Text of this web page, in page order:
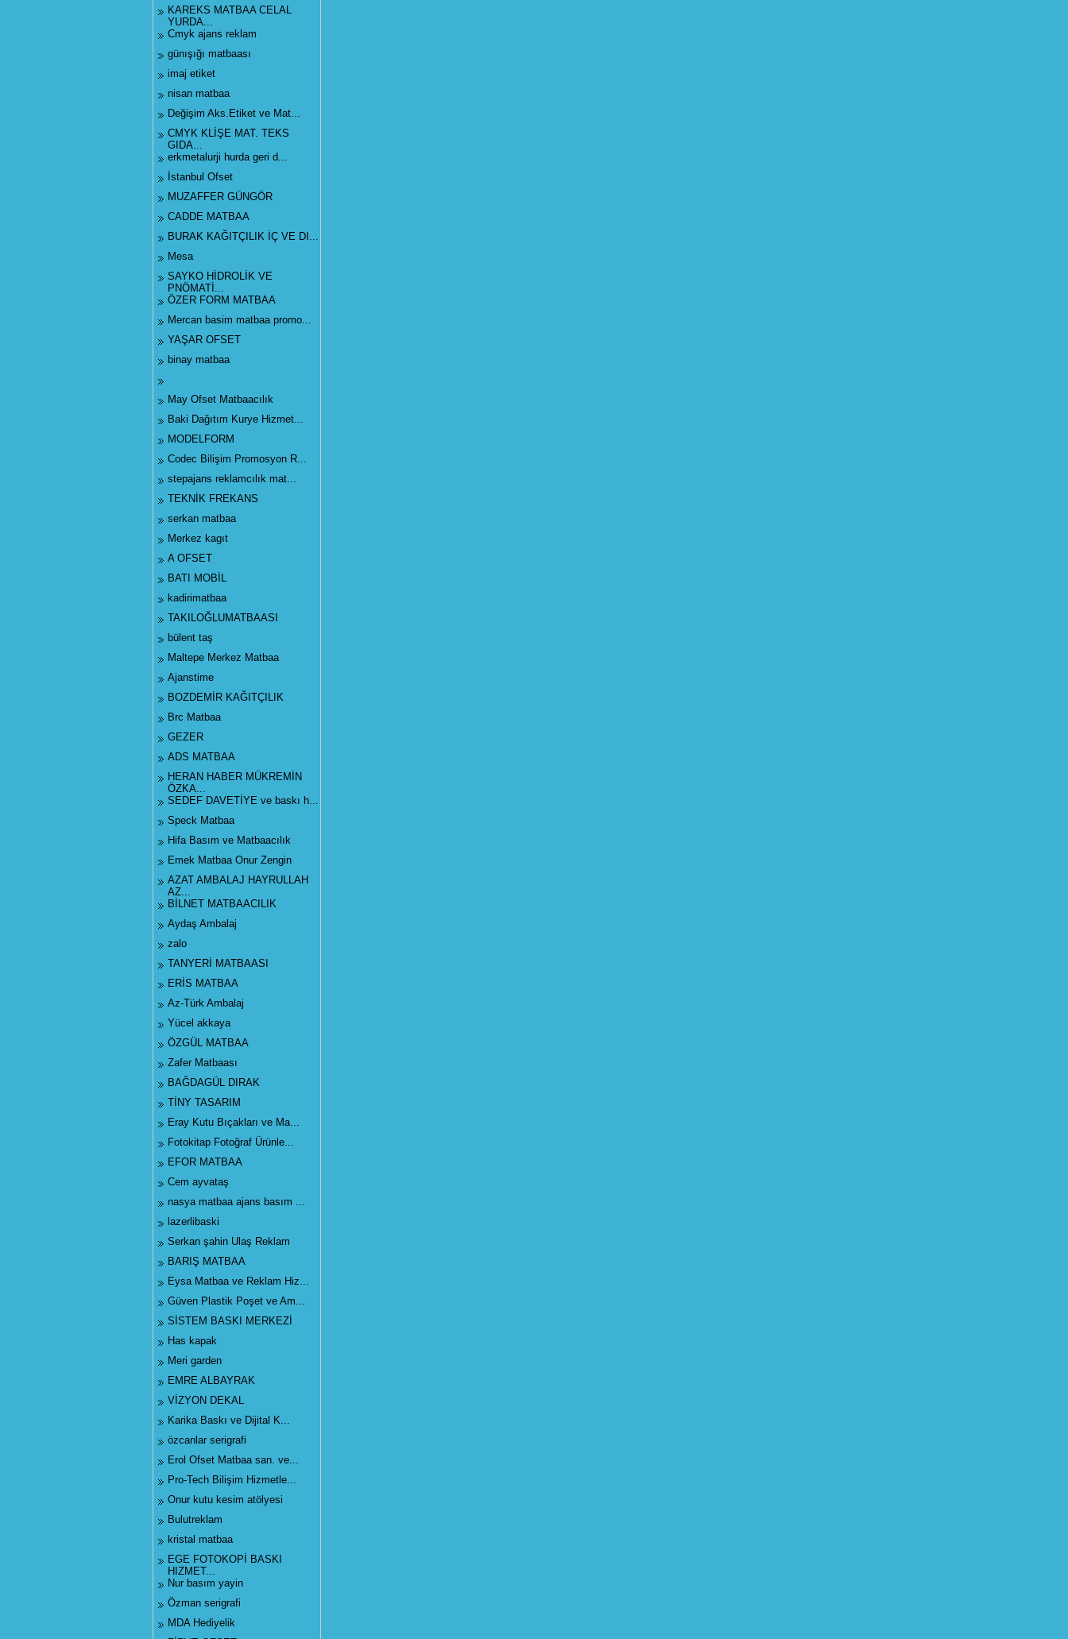
KAREKS MATBAA CELAL
YURDA...
Cmyk ajans reklam
günışığı matbaası
imaj etiket
nisan matbaa
Değişim Aks.Etiket ve Mat...
CMYK KLİŞE MAT. TEKS
GIDA...
erkmetalurji hurda geri d...
İstanbul Ofset
MUZAFFER GÜNGÖR
CADDE MATBAA
BURAK KAĞITÇILIK İÇ VE DI...
Mesa
SAYKO HİDROLİK VE
PNÖMATİ...
ÖZER FORM MATBAA
Mercan basim matbaa promo...
YAŞAR OFSET
binay matbaa
May Ofset Matbaacılık
Baki Dağıtım Kurye Hizmet...
MODELFORM
Codec Bilişim Promosyon R...
stepajans reklamcılık mat...
TEKNİK FREKANS
serkan matbaa
Merkez kagıt
A OFSET
BATI MOBİL
kadirimatbaa
TAKILOĞLUMATBAASI
bülent taş
Maltepe Merkez Matbaa
Ajanstime
BOZDEMİR KAĞITÇILIK
Brc Matbaa
GEZER
ADS MATBAA
HERAN HABER MÜKREMİN
ÖZKA...
SEDEF DAVETİYE ve baskı h...
Speck Matbaa
Hifa Basım ve Matbaacılık
Emek Matbaa Onur Zengin
AZAT AMBALAJ HAYRULLAH
AZ...
BİLNET MATBAACILIK
Aydaş Ambalaj
zalo
TANYERİ MATBAASI
ERİS MATBAA
Az-Türk Ambalaj
Yücel akkaya
ÖZGÜL MATBAA
Zafer Matbaası
BAĞDAGÜL DIRAK
TİNY TASARIM
Eray Kutu Bıçakları ve Ma...
Fotokitap Fotoğraf Ürünle...
EFOR MATBAA
Cem ayvataş
nasya matbaa ajans basım ...
lazerlibaski
Serkan şahin Ulaş Reklam
BARIŞ MATBAA
Eysa Matbaa ve Reklam Hiz...
Güven Plastik Poşet ve Am...
SİSTEM BASKI MERKEZİ
Has kapak
Meri garden
EMRE ALBAYRAK
VİZYON DEKAL
Karika Baskı ve Dijital K...
özcanlar serigrafi
Erol Ofset Matbaa san. ve...
Pro-Tech Bilişim Hizmetle...
Onur kutu kesim atölyesi
Bulutreklam
kristal matbaa
EGE FOTOKOPİ BASKI
HIZMET...
Nur basım yayin
Özman serigrafi
MDA Hediyelik